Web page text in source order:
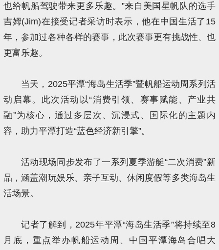
也给帆船驾驶带来更多乐趣。”来自美国星帆队的选手
吉姆(Jim)在接受记者采访时表示，他在中国生活了15
年，参加过各种各样的赛事，此次赛事更有挑战性、也
更富乐趣。
当天，2025平潭“海岛生活季”暨帆船运动周系列活
动启幕。此次活动以“消费引领、赛事赋能、产业共
融”为核心，通过多层次、沉浸式、国际化的主题内
容，助力平潭打造“蓝色经济新引擎”。
活动现场同步发布了一系列夏季游艇“二次消费”新
品，涵盖潮玩娱乐、亲子互动、休闲度假等多类海岛生
活场景。
记者了解到，2025年平潭“海岛生活季”将持续至8
月底，重点举办帆船运动周、中国平潭海岛合唱大